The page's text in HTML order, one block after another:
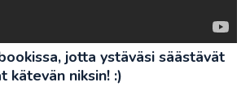
jotta ystäväsi säästävät
kätevän niksin! :)